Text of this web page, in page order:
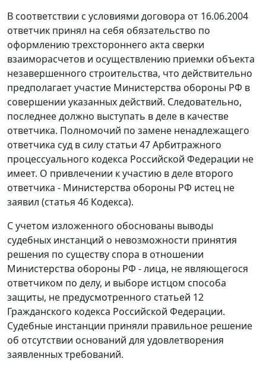
В соответствии с условиями договора от 16.06.2004
ответчик принял на себя обязательство по
оформлению трехстороннего акта сверки
взаиморасчетов и осуществлению приемки объекта
незавершенного строительства, что действительно
предполагает участие Министерства обороны РФ в
совершении указанных действий. Следовательно,
последнее должно выступать в деле в качестве
ответчика. Полномочий по замене ненадлежащего
ответчика суд в силу статьи 47Арбитражного
процессуального кодекса Российской Федерации не
имеет. О привлечении к участию в деле второго
ответчика - Министерства обороны РФ истец не
заявил (статья 46 Кодекса).
С учетом изложенного обоснованы выводы
судебных инстанций о невозможности принятия
решения по существу спора в отношении
Министерства обороны РФ - лица, не являющегося
ответчиком по делу, и выборе истцом способа
защиты, не предусмотренного статьей 12
Гражданского кодекса Российской Федерации.
Судебные инстанции приняли правильное решение
об отсутствии оснований для удовлетворения
заявленных требований.